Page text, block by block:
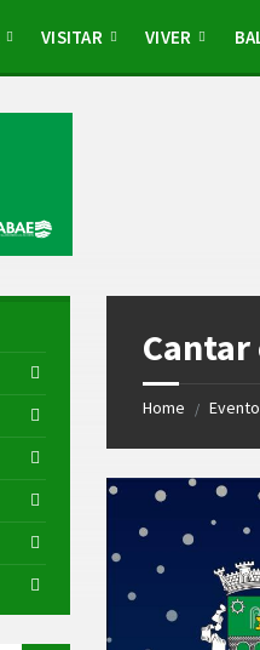
VISITAR VIVER
Cantar
Home /